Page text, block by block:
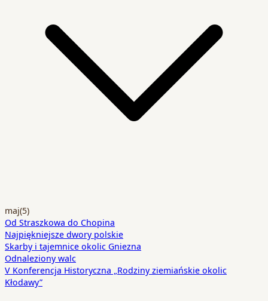
maj(5)
Od Straszkowa do Chopina
Najpiękniejsze dwory polskie
Skarby i tajemnice okolic Gniezna
Odnaleziony walc
V Konferencja Historyczna „Rodziny ziemiańskie okolic
Kłodawy”